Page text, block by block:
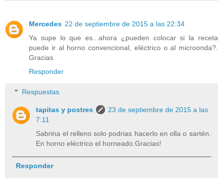
Mercedes 22 de septiembre de 2015 a las 22:34
Ya supe lo que es...ahora ¿pueden colocar si la receta
puede ir al horno convencional, eléctrico o al microonda?.
Gracias
Responder
Respuestas
tapitas y postres
23 de septiembre de 2015 a las
7:11
Sabrina el relleno solo podrias hacerlo en olla o sartén.
En horno eléctrico el horneado.Gracias!
Responder